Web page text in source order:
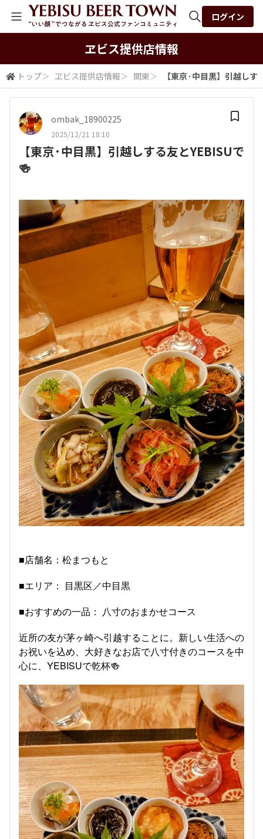
検索
ログイン
ヱビス提供店情報
トップ＞ ヱビス提供店情報＞ 関東＞ 【東京·中目黒】引越しす
ombak_18900225
2025/12/21 18:10
【東京·中目黒】引越しする友とYEBISUで
🍻
■店舗名：松まつもと
■エリア： 目黒区／中目黒
■おすすめの一品： 八寸のおまかせコース
近所の友が茅ヶ崎へ引越することに。新しい生活への
お祝いを込め、大好きなお店で八寸付きのコースを中
心に、YEBISUで乾杯🍻